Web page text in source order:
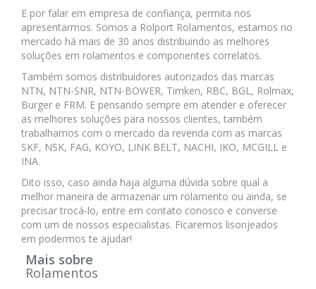
E por falar em empresa de confiança, permita nos
apresentarmos. Somos a Rolport Rolamentos, estamos no
mercado há mais de 30 anos distribuindo as melhores
soluções em rolamentos e componentes correlatos.
Também somos distribuidores autorizados das marcas
NTN, NTN-SNR, NTN-BOWER, Timken, RBC, BGL, Rolmax,
Burger e FRM. E pensando sempre em atender e oferecer
as melhores soluções para nossos clientes, também
trabalhamos com o mercado da revenda com as marcas
SKF, NSK, FAG, KOYO, LINK BELT, NACHI, IKO, MCGILL e
INA.
Dito isso, caso ainda haja alguma dúvida sobre qual a
melhor maneira de armazenar um rolamento ou ainda, se
precisar trocá-lo, entre em contato conosco e converse
com um de nossos especialistas. Ficaremos lisonjeados
em podermos te ajudar!
Mais sobre
Rolamentos